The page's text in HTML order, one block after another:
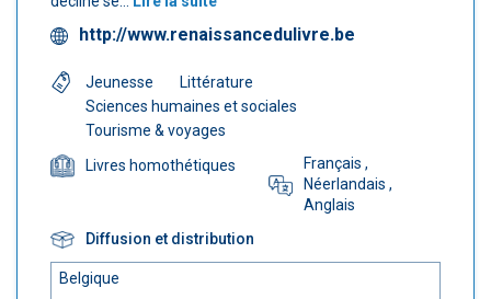
http://www.renaissancedulivre.be
Jeunesse
Littérature
Sciences humaines et sociales
Tourisme & voyages
Livres homothétiques
Français ,
Néerlandais ,
Anglais
Diffusion et distribution
Belgique